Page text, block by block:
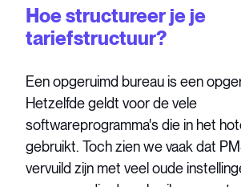
Hoe structureer je je
tariefstructuur?
Een opgeruimd bureau is een
Hetzelfde geldt voor de vele
softwareprogramma's die in het
gebruikt. Toch zien we vaak dat
vervuild zijn met veel oude